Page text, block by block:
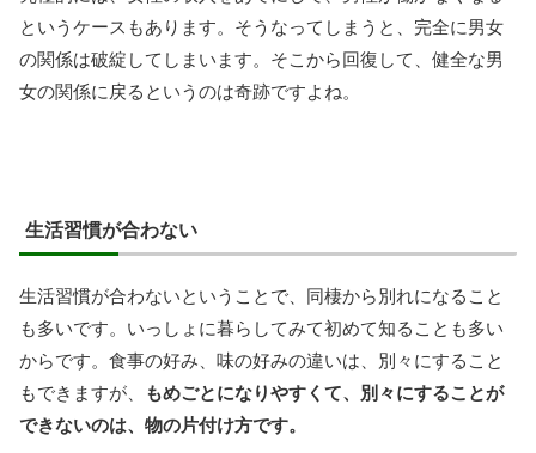
というケースもあります。そうなってしまうと、完全に男女
の関係は破綻してしまいます。そこから回復して、健全な男
女の関係に戻るというのは奇跡ですよね。
生活習慣が合わない
生活習慣が合わないということで、同棲から別れになること
も多いです。いっしょに暮らしてみて初めて知ることも多い
からです。食事の好み、味の好みの違いは、別々にすること
もできますが、
もめごとになりやすくて、別々にすることが
できないのは、物の片付け方です。